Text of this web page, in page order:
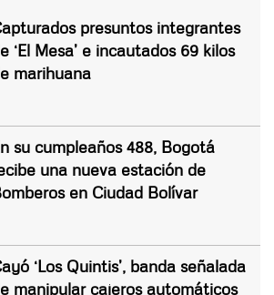
presuntos integrantes
‘El Mesa’ e incautados 69 kilos
marihuana
su cumpleaños 488, Bogotá
una nueva estación de
en Ciudad Bolívar
‘Los Quintis’, banda señalada
manipular cajeros automáticos